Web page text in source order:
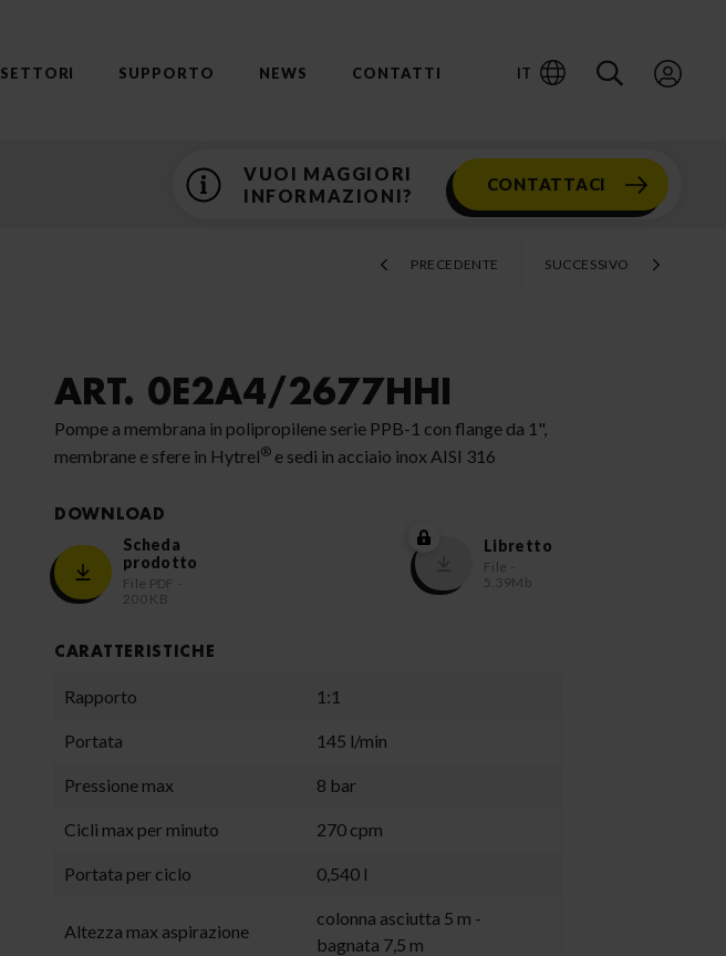
SETTORI SUPPORTO NEWS CONTATTI IT
VUOI MAGGIORI
INFORMAZIONI?
CONTATTACI
PRECEDENTE SUCCESSIVO
ART. 0E2A4/2677HHI
Pompe a membrana in polipropilene serie PPB-1 con flange da 1",
membrane e sfere in Hytrel® e sedi in acciaio inox AISI 316
DOWNLOAD
Scheda
prodotto
File PDF -
200 KB
Libretto
File -
5.39Mb
CARATTERISTICHE
Rapporto 1:1
Portata 145 l/min
Pressione max 8 bar
Cicli max per minuto 270 cpm
Portata per ciclo 0,540 l
Altezza max aspirazione
colonna asciutta 5 m -
bagnata 7,5 m